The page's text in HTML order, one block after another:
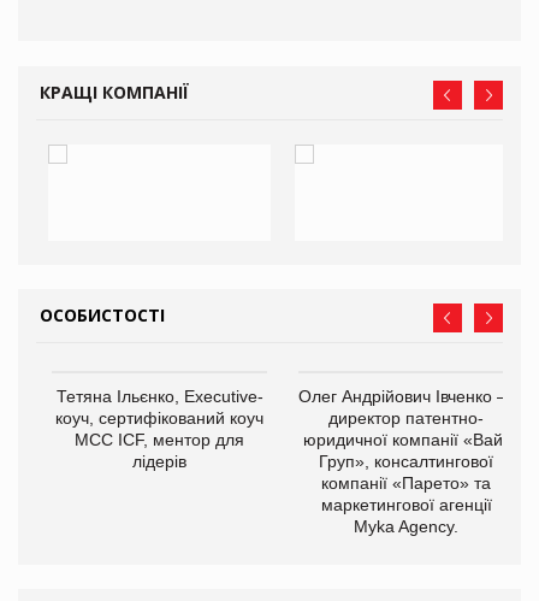
КРАЩІ КОМПАНІЇ
ОСОБИСТОСТІ
Тетяна Ільєнко, Executive-
коуч, сертифікований коуч
МСС ICF, ментор для
лідерів
Олег Андрійович Івченко —
директор патентно-
юридичної компанії «Вайз
Груп», консалтингової
компанії «Парето» та
маркетингової агенції
Myka Agency.